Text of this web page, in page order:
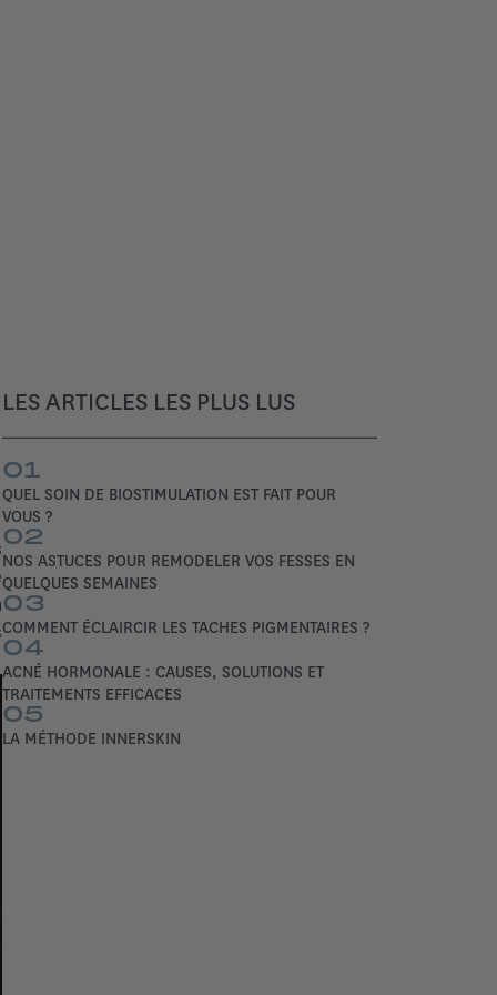
LES ARTICLES LES PLUS LUS
01
QUEL SOIN DE BIOSTIMULATION EST FAIT POUR
VOUS ?
02
NOS ASTUCES POUR REMODELER VOS FESSES EN
QUELQUES SEMAINES
03
COMMENT ÉCLAIRCIR LES TACHES PIGMENTAIRES ?
04
ACNÉ HORMONALE : CAUSES, SOLUTIONS ET
TRAITEMENTS EFFICACES
05
LA MÉTHODE INNERSKIN